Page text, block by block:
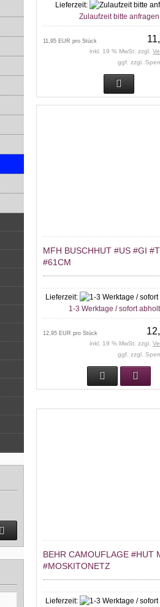
Lieferzeit:
Zulaufzeit bitte anfragen
11,95 EUR pro Stück
inkl. 19 % MwSt. zzgl.
ggf. zzgl.
MFH BUSCHHUT #US #GI
#61CM
Lieferzeit:
1-3 Werktage / sofort
12,95 EUR pro Stück
inkl. 19 % MwSt. zzgl.
ggf. zzgl.
BEHR CAMOUFLAGE #HUT
#MOSKITONETZ
Lieferzeit: